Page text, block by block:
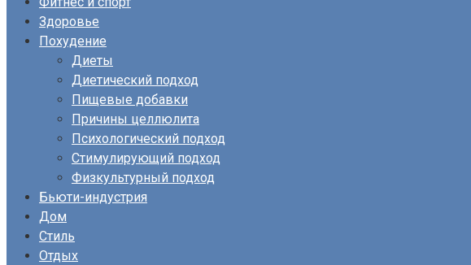
Здоровье
Похудение
Диеты
Диетический подход
Пищевые добавки
Причины целлюлита
Психологический подход
Стимулирующий подход
Физкультурный подход
Бьюти-индустрия
Дом
Стиль
Отдых